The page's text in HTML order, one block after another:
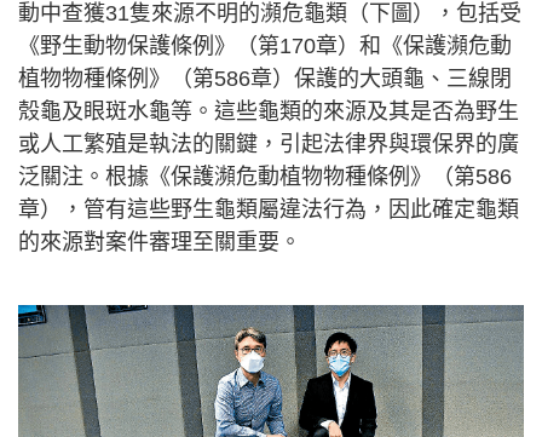
動中查獲31隻來源不明的瀕危龜類（下圖），包括受
《野生動物保護條例》（第170章）和《保護瀕危動
植物物種條例》（第586章）保護的大頭龜、三線閉
殼龜及眼斑水龜等。這些龜類的來源及其是否為野生
或人工繁殖是執法的關鍵，引起法律界與環保界的廣
泛關注。根據《保護瀕危動植物物種條例》（第586
章），管有這些野生龜類屬違法行為，因此確定龜類
的來源對案件審理至關重要。